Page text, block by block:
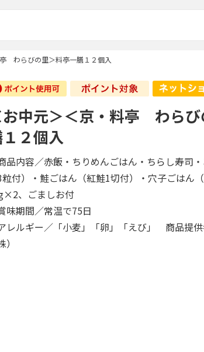
わらびの里＞料亭一膳１２個入
お中元＞＜京・料亭 わらび
２個入
品内容／赤飯・ちりめんごはん・ちらし寿司
粒付）・鮭ごはん（紅鮭1切付）・穴子ごは
、ごましお付
味期間／常温で75日
レルギー／「小麦」「卵」「えび」 商品提供
）